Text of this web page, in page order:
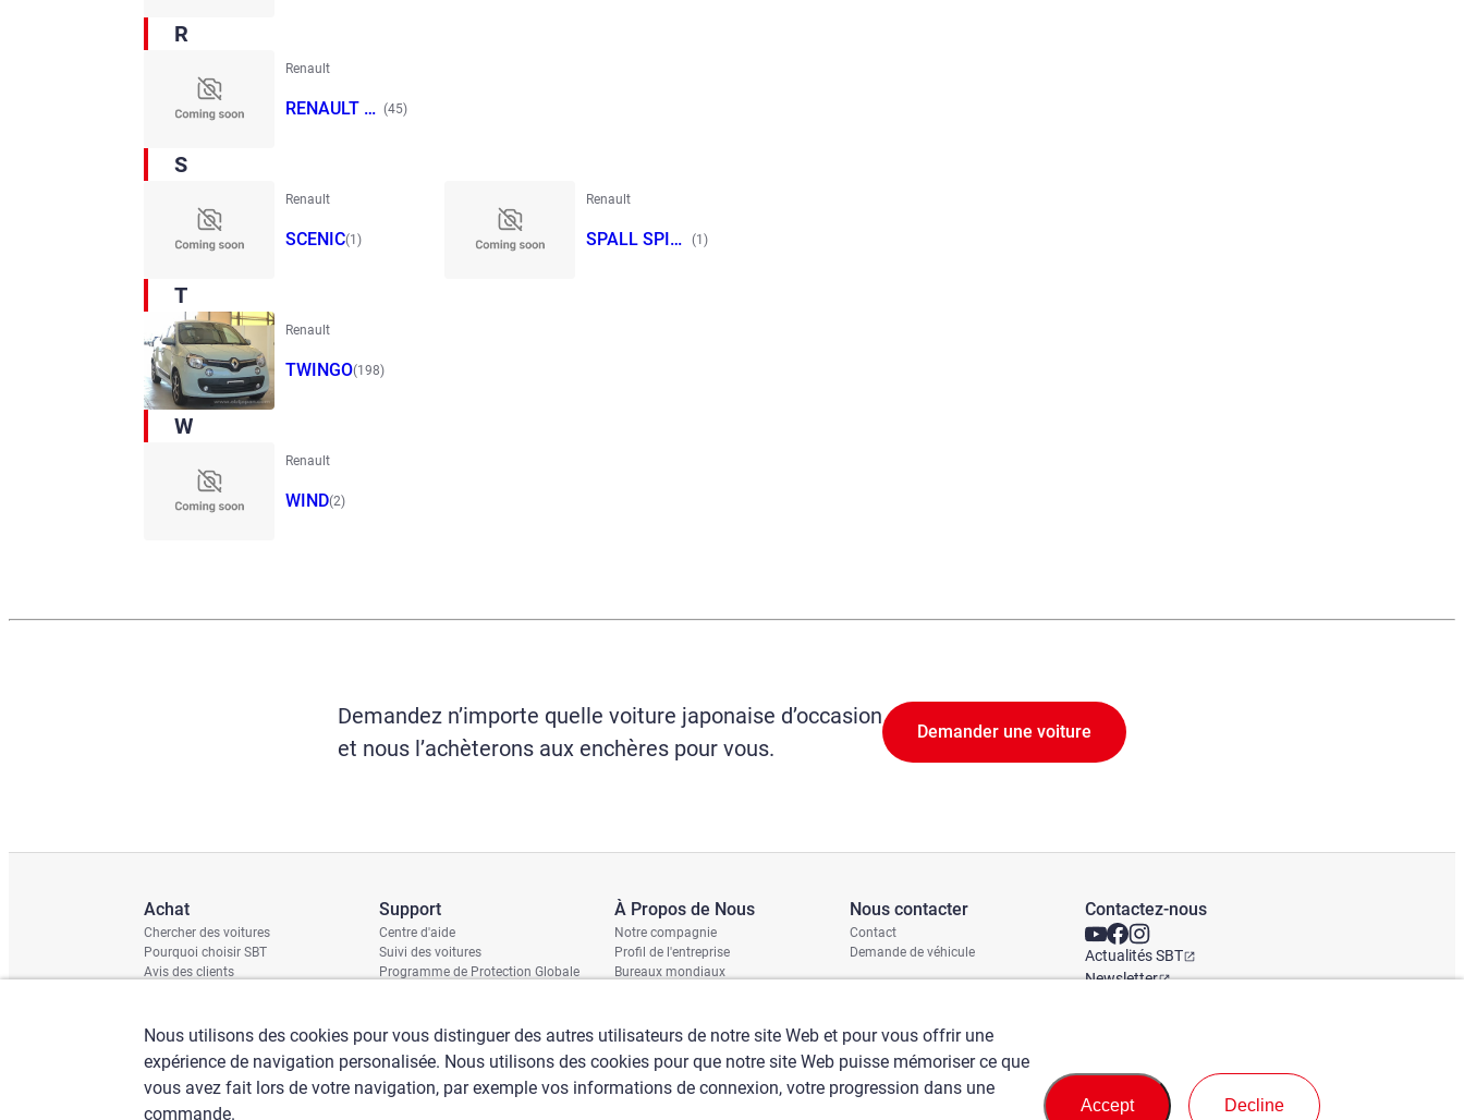
R
Renault
RENAULT T (45)
S
Renault
SCENIC(1)
Renault
SPALL SPIDE
(1)
T
Renault
TWINGO(198)
W
Renault
WIND(2)
Demandez n’importe quelle voiture japonaise d’occasion
et nous l’achèterons aux enchères pour vous.
Demander une voiture
Achat
Chercher des voitures
Pourquoi choisir SBT
Avis des clients
Support
Centre d'aide
Suivi des voitures
Programme de Protection Globale
Contrôle du châssis
À Propos de Nous
Notre compagnie
Profil de l'entreprise
Bureaux mondiaux
Nous contacter
Contact
Demande de véhicule
Contactez-nous
Actualités SBT
Newsletter
Nous utilisons des cookies pour vous distinguer des autres utilisateurs de notre site Web et pour vous offrir une
expérience de navigation personalisée. Nous utilisons des cookies pour que notre site Web puisse mémoriser ce que
vous avez fait lors de votre navigation, par exemple vos informations de connexion, votre progression dans une
commande.
Accept Decline